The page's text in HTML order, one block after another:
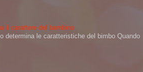
il carattere del bambino
determina le caratteristiche del bimbo